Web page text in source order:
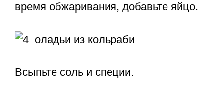
время обжаривания, добавьте яйцо.
Всыпьте соль и специи.